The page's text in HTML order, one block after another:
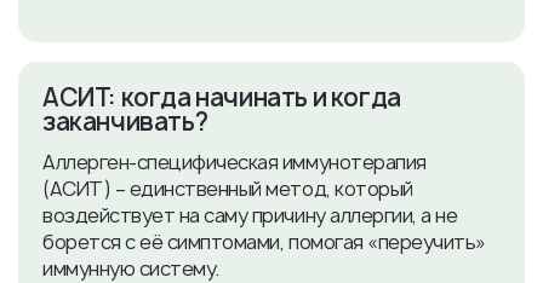
АСИТ: когда начинать и когда
заканчивать?
Аллерген-специфическая иммунотерапия
(АСИТ) – единственный метод, который
воздействует на саму причину аллергии, а не
борется с её симптомами, помогая «переучить»
иммунную систему.